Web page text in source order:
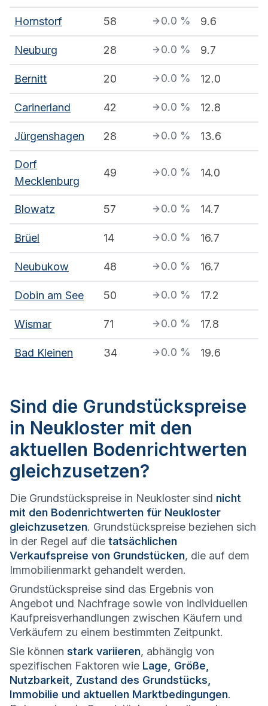
Hornstorf 58 0.0 % 9.6
Neuburg 28 0.0 % 9.7
Bernitt 20 0.0 % 12.0
Carinerland 42 0.0 % 12.8
Jürgenshagen 28 0.0 % 13.6
Dorf
Mecklenburg
49 0.0 % 14.0
Blowatz 57 0.0 % 14.7
Brüel 14 0.0 % 16.7
Neubukow 48 0.0 % 16.7
Dobin am See 50 0.0 % 17.2
Wismar 71 0.0 % 17.8
Bad Kleinen 34 0.0 % 19.6
Sind die Grundstückspreise
in Neukloster mit den
aktuellen Bodenrichtwerten
gleichzusetzen?
Die Grundstückspreise in Neukloster sind nicht
mit den Bodenrichtwerten für Neukloster
gleichzusetzen. Grundstückspreise beziehen sich
in der Regel auf die tatsächlichen
Verkaufspreise von Grundstücken, die auf dem
Immobilienmarkt gehandelt werden.
Grundstückspreise sind das Ergebnis von
Angebot und Nachfrage sowie von individuellen
Kaufpreisverhandlungen zwischen Käufern und
Verkäufern zu einem bestimmten Zeitpunkt.
Sie können stark variieren, abhängig von
spezifischen Faktoren wie Lage, Größe,
Nutzbarkeit, Zustand des Grundstücks,
Immobilie und aktuellen Marktbedingungen.